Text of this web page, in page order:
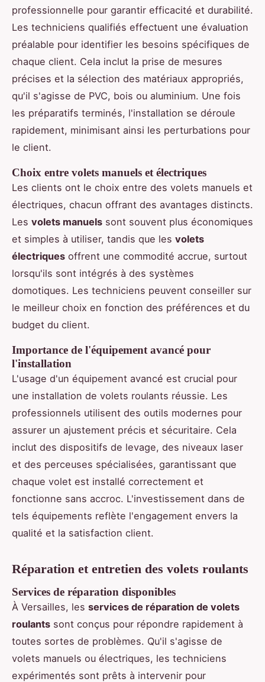
professionnelle pour garantir efficacité et durabilité.
Les techniciens qualifiés effectuent une évaluation
préalable pour identifier les besoins spécifiques de
chaque client. Cela inclut la prise de mesures
précises et la sélection des matériaux appropriés,
qu'il s'agisse de PVC, bois ou aluminium. Une fois
les préparatifs terminés, l'installation se déroule
rapidement, minimisant ainsi les perturbations pour
le client.
Choix entre volets manuels et électriques
Les clients ont le choix entre des volets manuels et
électriques, chacun offrant des avantages distincts.
Les volets manuels sont souvent plus économiques
et simples à utiliser, tandis que les volets
électriques offrent une commodité accrue, surtout
lorsqu'ils sont intégrés à des systèmes
domotiques. Les techniciens peuvent conseiller sur
le meilleur choix en fonction des préférences et du
budget du client.
Importance de l'équipement avancé pour
l'installation
L'usage d'un équipement avancé est crucial pour
une installation de volets roulants réussie. Les
professionnels utilisent des outils modernes pour
assurer un ajustement précis et sécuritaire. Cela
inclut des dispositifs de levage, des niveaux laser
et des perceuses spécialisées, garantissant que
chaque volet est installé correctement et
fonctionne sans accroc. L'investissement dans de
tels équipements reflète l'engagement envers la
qualité et la satisfaction client.
Réparation et entretien des volets roulants
Services de réparation disponibles
À Versailles, les services de réparation de volets
roulants sont conçus pour répondre rapidement à
toutes sortes de problèmes. Qu'il s'agisse de
volets manuels ou électriques, les techniciens
expérimentés sont prêts à intervenir pour